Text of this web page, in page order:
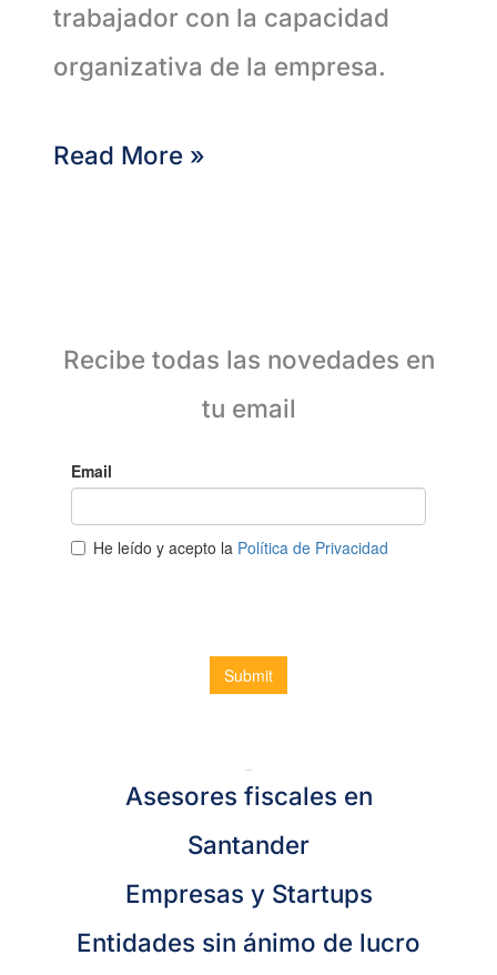
trabajador con la capacidad
organizativa de la empresa.
Read More »
Recibe todas las novedades en
tu email
Asesores fiscales en
Santander
Empresas y Startups
Entidades sin ánimo de lucro